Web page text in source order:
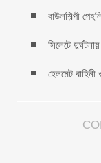
বাউলশিল্পী
সিলেটে
হেলমেট